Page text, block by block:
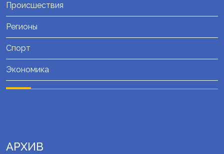
Происшествия
Регионы
Спорт
Экономика
АРХИВ